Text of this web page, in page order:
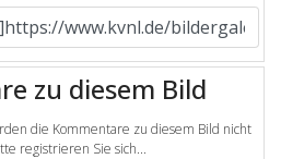
zu diesem Bild
die Kommentare zu diesem Bild nicht
registrieren Sie sich...